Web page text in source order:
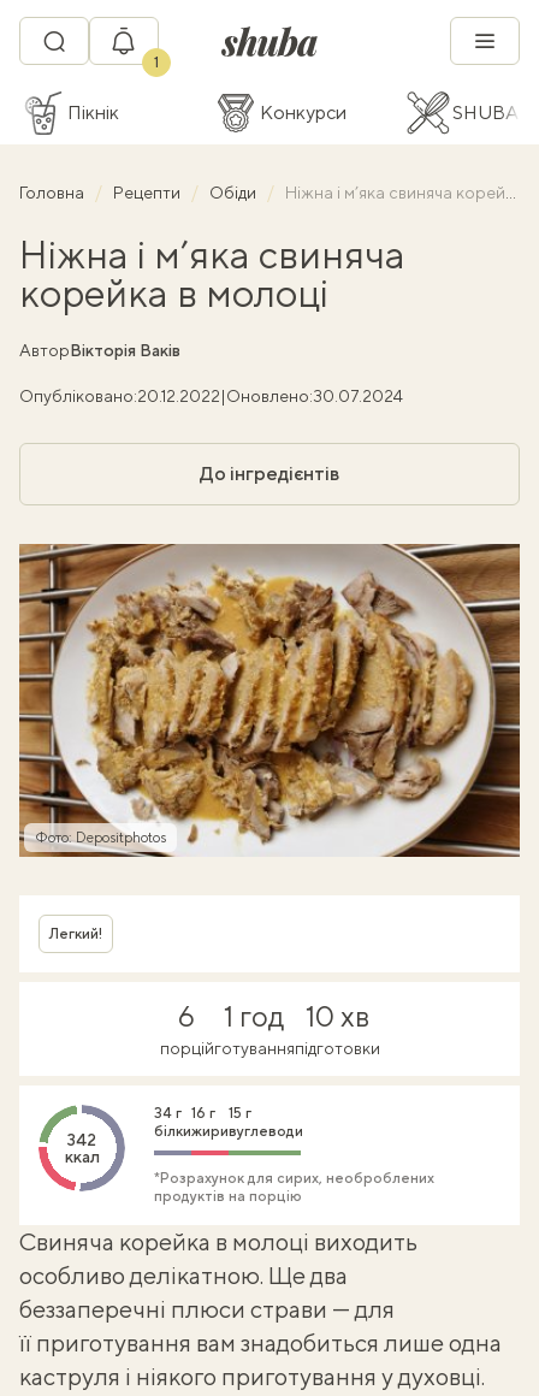
1
Пікнік Конкурси SHUBA
Головна Рецепти Обіди Ніжна і м’яка свиняча корейка в молоці
Ніжна і м’яка свиняча
корейка в молоці
АвторВікторія Ваків
Опубліковано:20.12.2022|Оновлено:30.07.2024
До інгредієнтів
Фото: Depositphotos
Легкий!
6
порцій
1 год
готування
10 хв
підготовки
342
ккал
34 г
білки
16 г
жири
15 г
вуглеводи
*Розрахунок для сирих, необроблених
продуктів на порцію
Свиняча корейка в молоці виходить
особливо делікатною. Ще два
беззаперечні плюси страви — для
її приготування вам знадобиться лише одна
каструля і ніякого приготування у духовці.